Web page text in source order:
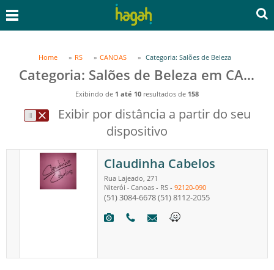
Home RS CANOAS Categoria: Salões de Beleza
Categoria: Salões de Beleza em CANOAS, RS
Exibindo de 1 até 10 resultados de 158
Exibir por distância a partir do seu
dispositivo
Claudinha Cabelos
Rua Lajeado, 271
Niterói - Canoas- RS- 92120-090
(51) 3084-6678(51) 8112-2055